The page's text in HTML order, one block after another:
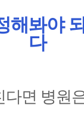
해봐야
다
다면 병원